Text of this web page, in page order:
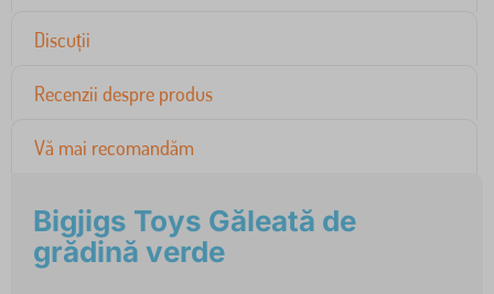
Discuții
Recenzii despre produs
Vă mai recomandăm
Bigjigs Toys Găleată de
grădină verde